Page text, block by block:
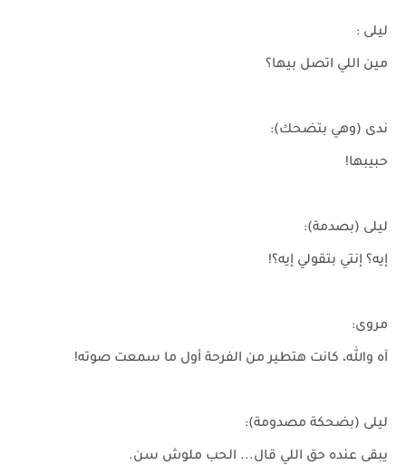
ليلى :
مين اللي اتصل بيها؟
ندى (وهي بتضحك):
حبيبها!
ليلى (بصدمة):
إيه؟ إنتي بتقولي إيه؟!
مروى:
آه والله، كانت هتطير من الفرحة أول ما سمعت صوته!
ليلى (بضحكة مصدومة):
يبقى عنده حق اللي قال... الحب ملوش سن.